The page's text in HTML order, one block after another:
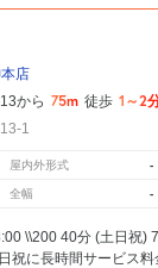
店
から 75m 徒歩 1～2
1
屋内外形式 -
全幅 -
\\200 40分 (土日祝)
に長時間サービス料